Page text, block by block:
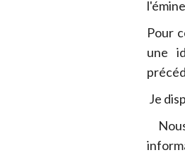
Pour
une
Je